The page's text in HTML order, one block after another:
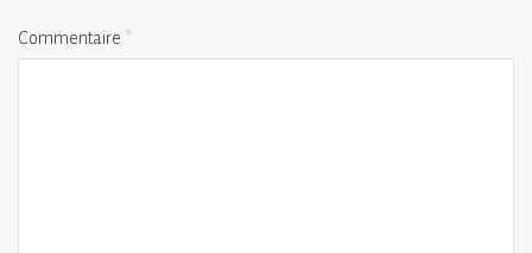
Commentaire *